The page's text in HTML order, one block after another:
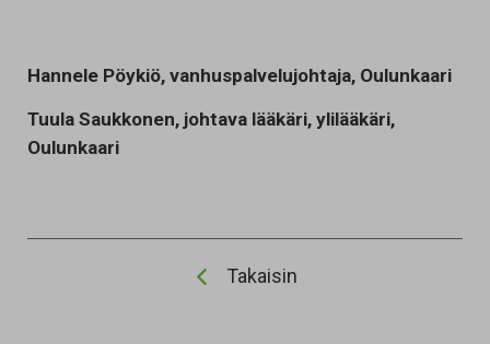
Hannele Pöykiö, vanhuspalvelujohtaja, Oulunkaari
Tuula Saukkonen, johtava lääkäri, ylilääkäri,
Oulunkaari
Takaisin